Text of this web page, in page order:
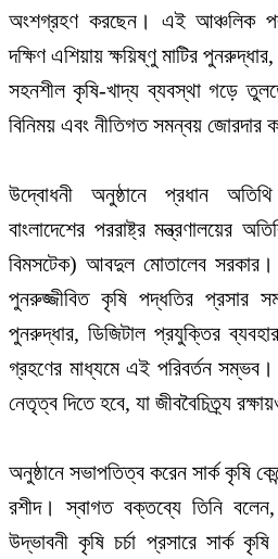
অংশগ্রহণ করছেন। এই আঞ্চলিক
দক্ষিণ এশিয়ায় ক্ষয়িষ্ণু মাটির
সহনশীল কৃষি-খাদ্য ব্যবস্থা গড়ে
বিনিময় এবং নীতিগত সমন্বয় জোরদার
উদ্বোধনী অনুষ্ঠানে প্রধান
বাংলাদেশের পররাষ্ট্র মন্ত্রণালয়ের
বিমসটেক) আবদুল মোতালেব সরকার।
পুনরুজ্জীবিত কৃষি পদ্ধতির প্রসার
পুনরুদ্ধার, ডিজিটাল প্রযুক্তির
গ্রহণের মাধ্যমে এই পরিবর্তন সম্ভব।
নেতৃত্ব দিতে হবে, যা জীববৈচিত্র্য
অনুষ্ঠানে সভাপতিত্ব করেন সার্ক কৃষি
রশীদ। স্বাগত বক্তব্যে তিনি
উদ্ভাবনী কৃষি চর্চা প্রসারে সার্ক